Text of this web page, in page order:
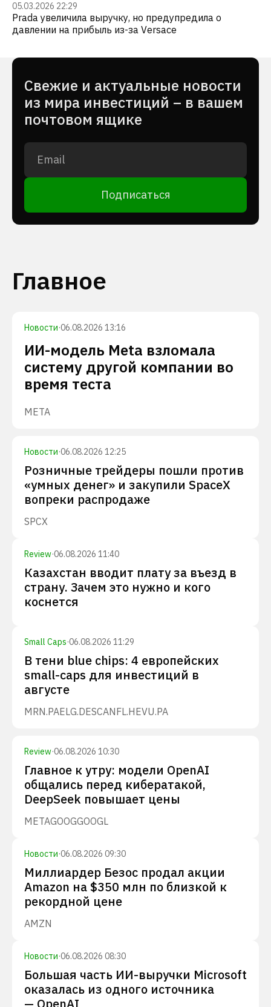
05.03.2026 22:29
Prada увеличила выручку, но предупредила о
давлении на прибыль из-за Versace
Cвежие и актуальные новости
из мира инвестиций – в вашем
почтовом ящике
Подписаться
Главное
Новости·06.08.2026 13:16
ИИ-модель Meta взломала
систему другой компании во
время теста
META
Новости·06.08.2026 12:25
Розничные трейдеры пошли против
«умных денег» и закупили SpaceX
вопреки распродаже
SPCX
Review·06.08.2026 11:40
Казахстан вводит плату за въезд в
страну. Зачем это нужно и кого
коснется
Small Caps·06.08.2026 11:29
В тени blue chips: 4 европейских
small-caps для инвестиций в
августе
MRN.PAELG.DESCANFL.HEVU.PA
Review·06.08.2026 10:30
Главное к утру: модели OpenAI
общались перед кибератакой,
DeepSeek повышает цены
METAGOOGGOOGL
Новости·06.08.2026 09:30
Миллиардер Безос продал акции
Amazon на $350 млн по близкой к
рекордной цене
AMZN
Новости·06.08.2026 08:30
Большая часть ИИ-выручки Microsoft
оказалась из одного источника
— OpenAI